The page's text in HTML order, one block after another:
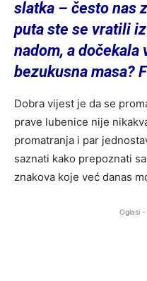
slatka – često nas
puta ste se vratili
nadom, a dočekala
bezukusna masa?
Dobra vijest je da se
prave lubenice nije
promatranja i par
saznati kako prepoznati
znakova koje već danas
Oglasi